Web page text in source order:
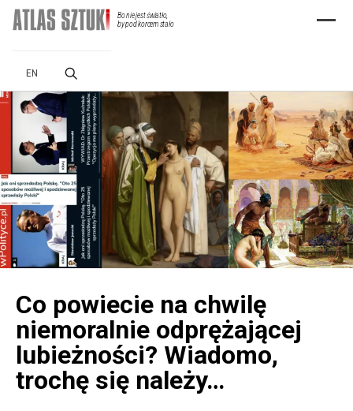
Bo nie jest światło,
by pod korcem stało
EN
Co powiecie na chwilę
niemoralnie odprężającej
lubieżności? Wiadomo,
trochę się należy…